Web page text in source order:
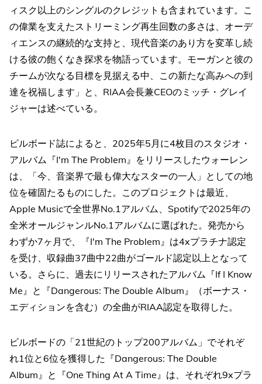
ィスク以上のシングルのクレジットも含まれています。こ
の偉業を支えたストリーミング再生回数の多さは、オーデ
ィエンスの継続的な支持と、現代音楽のあり方を変革し続
ける彼の飽くなき探求を物語っています。モーガンと彼の
チームが次なる目標を見据える中、この新たな高みへの到
達を祝福します」と、RIAA会長兼CEOのミッチ・グレイ
ジャーは述べている。
ビルボード誌によると、2025年5月に4枚目のスタジオ・
アルバム『I'm The Problem』をリリースしたウォーレン
は、「今、音楽界で最も偉大なスターの一人」としての地
位を確固たるものにした。このプロジェクトは最近、
Apple Musicで全世界No.1アルバム、Spotifyで2025年の
全米オールジャンルNo.1アルバムに選ばれた。発売から
わずか7ヶ月で、『I'm The Problem』は4xプラチナ認定
を受け、収録曲37曲中22曲がゴールド認定以上となって
いる。さらに、過去にリリースされたアルバム『If I Know
Me』と『Dangerous: The Double Album』（ボーナス・
エディションを含む）の全曲がRIAA認定を取得した。
ビルボードの「21世紀のトップ200アルバム」でそれぞ
れ1位と6位を獲得した『Dangerous: The Double
Album』と『One Thing At A Time』は、それぞれ9xプラ